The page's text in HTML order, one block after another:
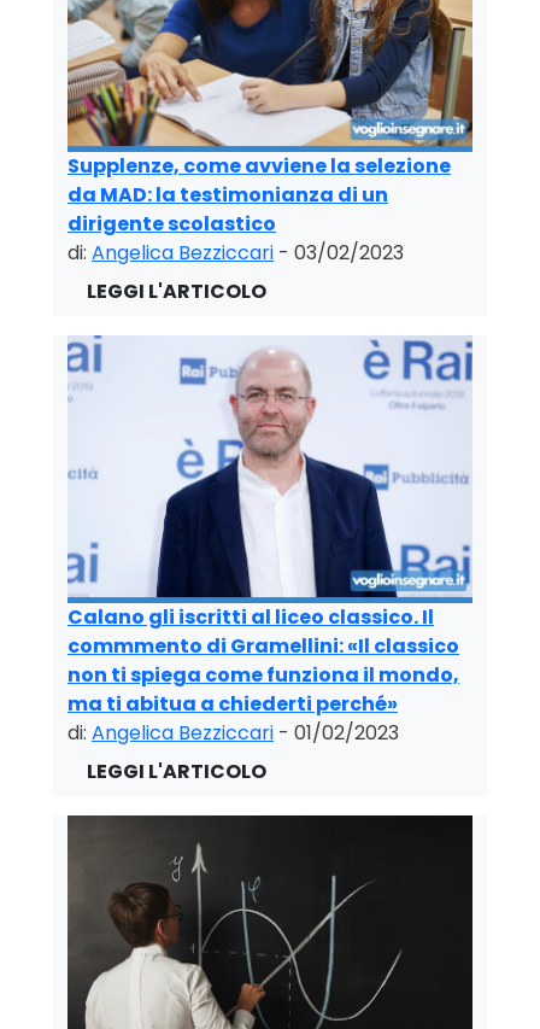
Supplenze, come avviene la selezione
da MAD: la testimonianza di un
dirigente scolastico
di: Angelica Bezziccari - 03/02/2023
Calano gli iscritti al liceo classico. Il
commmento di Gramellini: «Il classico
non ti spiega come funziona il mondo,
ma ti abitua a chiederti perché»
di: Angelica Bezziccari - 01/02/2023